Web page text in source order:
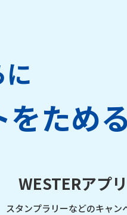
をため
WESTERアプリ
スタンプラリーなどのキャン